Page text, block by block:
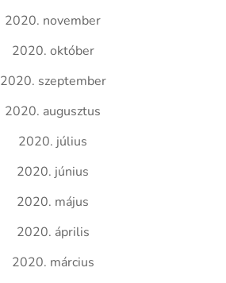
2020. november
2020. október
2020. szeptember
2020. augusztus
2020. július
2020. június
2020. május
2020. április
2020. március